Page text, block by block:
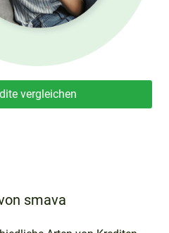
vergleichen
smava